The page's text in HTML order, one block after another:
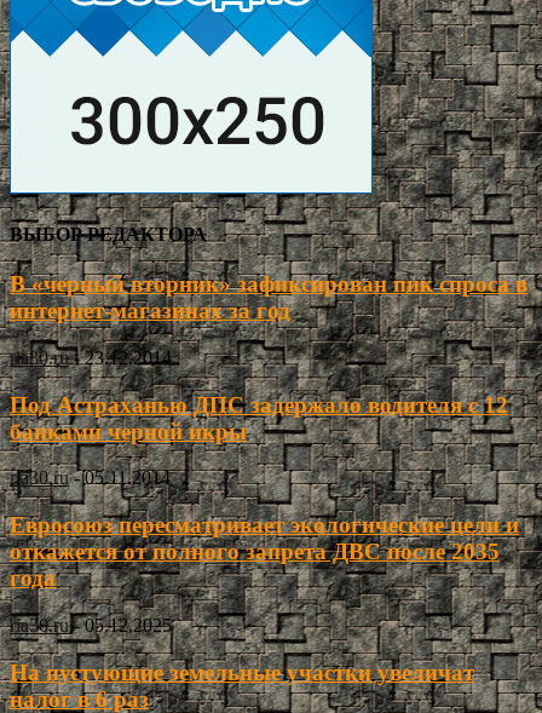
ВЫБОР РЕДАКТОРА
В «черный вторник» зафиксирован пик спроса в
интернет-магазинах за год
ria30.ru - 23.12.2014
Под Астраханью ДПС задержало водителя с 12
банками черной икры
ria30.ru - 05.11.2014
Евросоюз пересматривает экологические цели и
откажется от полного запрета ДВС после 2035
года
ria30.ru - 05.12.2025
На пустующие земельные участки увеличат
налог в 6 раз